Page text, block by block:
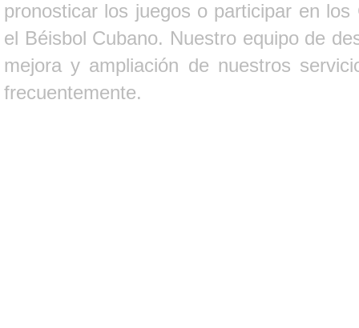
pronosticar los juegos o participar en
el Béisbol Cubano. Nuestro equipo de
mejora y ampliación de nuestros
frecuentemente.